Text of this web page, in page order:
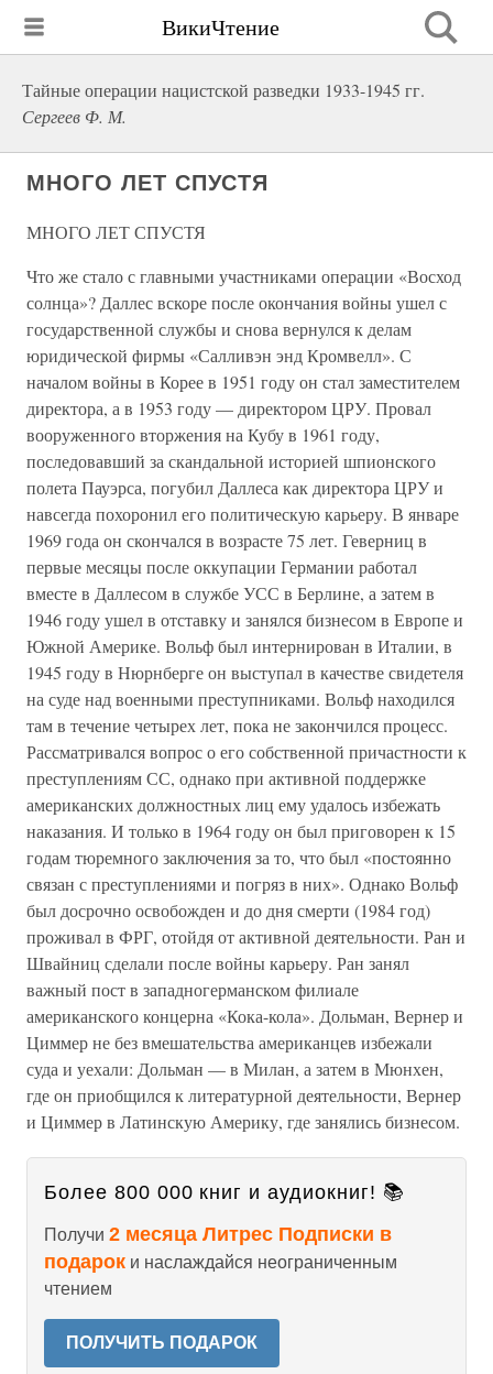
ВикиЧтение
Тайные операции нацистской разведки 1933-1945 гг.
Сергеев Ф. М.
МНОГО ЛЕТ СПУСТЯ
МНОГО ЛЕТ СПУСТЯ
Что же стало с главными участниками операции «Восход
солнца»? Даллес вскоре после окончания войны ушел с
государственной службы и снова вернулся к делам
юридической фирмы «Салливэн энд Кромвелл». С
началом войны в Корее в 1951 году он стал заместителем
директора, а в 1953 году — директором ЦРУ. Провал
вооруженного вторжения на Кубу в 1961 году,
последовавший за скандальной историей шпионского
полета Пауэрса, погубил Даллеса как директора ЦРУ и
навсегда похоронил его политическую карьеру. В январе
1969 года он скончался в возрасте 75 лет. Геверниц в
первые месяцы после оккупации Германии работал
вместе в Даллесом в службе УСС в Берлине, а затем в
1946 году ушел в отставку и занялся бизнесом в Европе и
Южной Америке. Вольф был интернирован в Италии, в
1945 году в Нюрнберге он выступал в качестве свидетеля
на суде над военными преступниками. Вольф находился
там в течение четырех лет, пока не закончился процесс.
Рассматривался вопрос о его собственной причастности к
преступлениям СС, однако при активной поддержке
американских должностных лиц ему удалось избежать
наказания. И только в 1964 году он был приговорен к 15
годам тюремного заключения за то, что был «постоянно
связан с преступлениями и погряз в них». Однако Вольф
был досрочно освобожден и до дня смерти (1984 год)
проживал в ФРГ, отойдя от активной деятельности. Ран и
Швайниц сделали после войны карьеру. Ран занял
важный пост в западногерманском филиале
американского концерна «Кока-кола». Дольман, Вернер и
Циммер не без вмешательства американцев избежали
суда и уехали: Дольман — в Милан, а затем в Мюнхен,
где он приобщился к литературной деятельности, Вернер
и Циммер в Латинскую Америку, где занялись бизнесом.
Более 800 000 книг и аудиокниг! 📚
Получи 2 месяца Литрес Подписки в
подарок и наслаждайся неограниченным
чтением
ПОЛУЧИТЬ ПОДАРОК